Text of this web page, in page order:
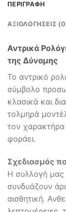
ΠΕΡΙΓΡΑΦΉ
ΑΞΙΟΛΟΓΉΣΕΙΣ
Αντρικά
της Δύναμης
Το αντρικό
σύμβολο
κλασικά και
τολμηρά
τον χαρακτήρα
φοράει.
Σχεδιασμός
Η συλλογή μας
συνδυάζουν
αισθητική.